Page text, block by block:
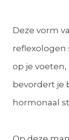
Deze vorm
op je
bevordert je
hormonaal